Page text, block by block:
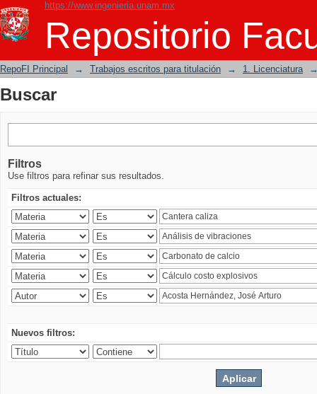
https://www.ingenieria.unam.mx
Repositorio
Buscar
RepoFI Principal → Trabajos escritos para titulación → 1. Licenciatura
Buscar
Filtros
Use filtros para refinar sus resultados.
Filtros actuales:
Nuevos filtros: